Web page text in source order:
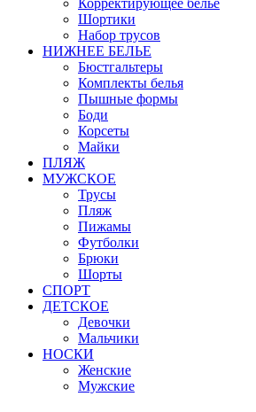
Корректирующее белье
Шортики
Набор трусов
НИЖНЕЕ БЕЛЬЕ
Бюстгальтеры
Комплекты белья
Пышные формы
Боди
Корсеты
Майки
ПЛЯЖ
МУЖСКОЕ
Трусы
Пляж
Пижамы
Футболки
Брюки
Шорты
СПОРТ
ДЕТСКОЕ
Девочки
Мальчики
НОСКИ
Женские
Мужские